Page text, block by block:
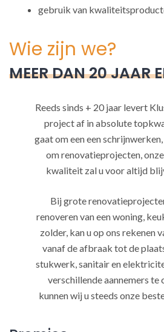
gebruik van
Wie zijn we?
MEER DAN 20 JAAR
Reeds sinds + 20 jaar levert
project af in absolute
gaat om een een
om renovatieprojecten,
kwaliteit zal u voor altijd
Bij grote
renoveren van een woning,
zolder, kan u op ons rekenen
vanaf de afbraak tot de
stukwerk, sanitair en
verschillende aannemers te
kunnen wij u steeds onze